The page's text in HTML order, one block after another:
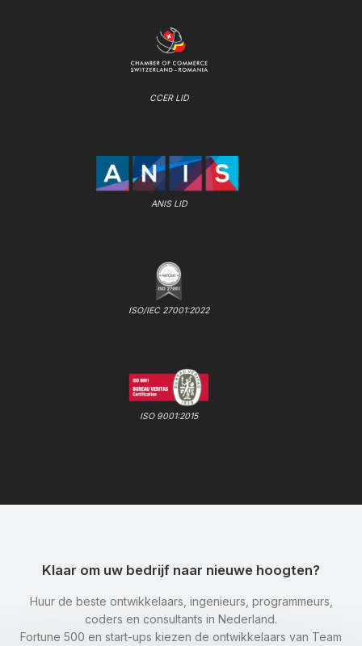
CCER LID
ANIS LID
ISO/IEC 27001:2022
ISO 9001:2015
Klaar om uw bedrijf naar nieuwe hoogten?
Huur de beste ontwikkelaars, ingenieurs, programmeurs,
coders en consultants in Nederland.
Fortune 500 en start-ups kiezen de ontwikkelaars van Team